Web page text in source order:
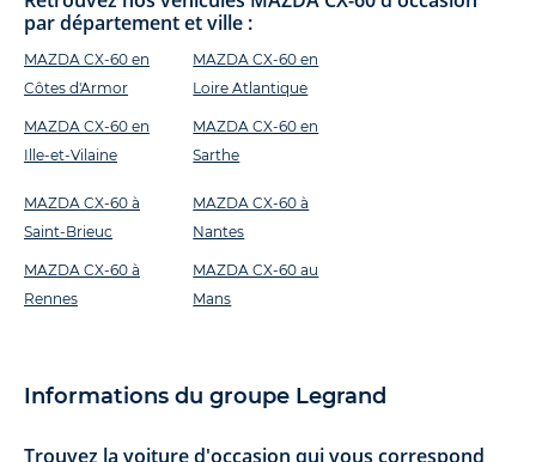
par département et ville :
MAZDA CX-60 en
Côtes d'Armor
MAZDA CX-60 en
Ille-et-Vilaine
MAZDA CX-60 en
Loire Atlantique
MAZDA CX-60 en
Sarthe
MAZDA CX-60 à
Saint-Brieuc
MAZDA CX-60 à
Rennes
MAZDA CX-60 à
Nantes
MAZDA CX-60 au
Mans
Informations du groupe Legrand
Trouvez la voiture d'occasion qui vous correspond